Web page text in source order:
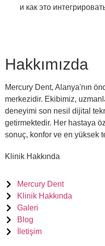
и как это
Hakkımızda
Mercury Dent, Alanya'nın
merkezidir. Ekibimiz,
deneyimi son nesil dijital
getirmektedir. Her hastaya
sonuç, konfor ve en yüksek
Klinik Hakkında
Mercury Dent
Klinik Hakkında
Galeri
Blog
İletişim